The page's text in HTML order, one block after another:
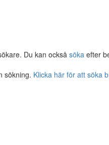
Du kan också söka efter
sökning. Klicka här för att söka